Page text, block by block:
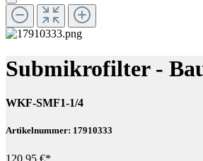
Submikrofilter -
WKF-SMF1-1/4
Artikelnummer: 17910333
120,95 €*